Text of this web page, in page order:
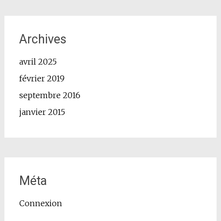
Archives
avril 2025
février 2019
septembre 2016
janvier 2015
Méta
Connexion